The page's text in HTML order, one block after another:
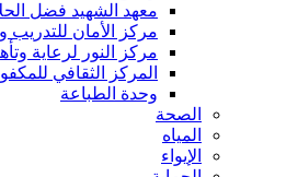
معهد الشهيد فضل
مركز الأمان للتدريب
مركز النور لرعاية
المركز الثقافي
وحدة الطباعة
الصحة
المياه
الإيواء